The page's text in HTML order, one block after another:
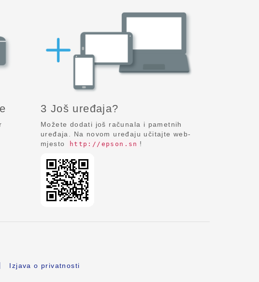
3 Još uređaja?
Možete dodati još računala i pametnih
uređaja. Na novom uređaju učitajte web-
mjesto
http://epson.sn !
Izjava o privatnosti